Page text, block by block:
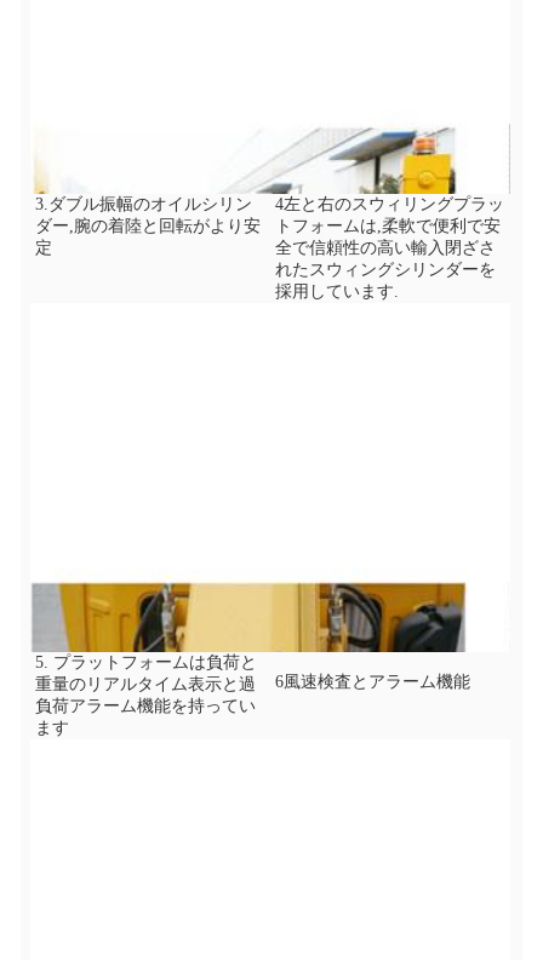
3.ダブル振幅のオイルシリン
ダー,腕の着陸と回転がより安
定
4左と右のスウィリングプラッ
トフォームは,柔軟で便利で安
全で信頼性の高い輸入閉ざさ
れたスウィングシリンダーを
採用しています.
5. プラットフォームは負荷と
重量のリアルタイム表示と過
負荷アラーム機能を持ってい
ます
6風速検査とアラーム機能